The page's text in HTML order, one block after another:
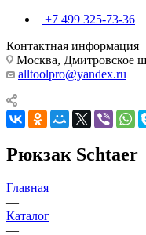
+7 499 325-73-36
Контактная информация
Москва, Дмитровское
alltoolpro@yandex.ru
Рюкзак Schtaer
Главная
—
Каталог
—